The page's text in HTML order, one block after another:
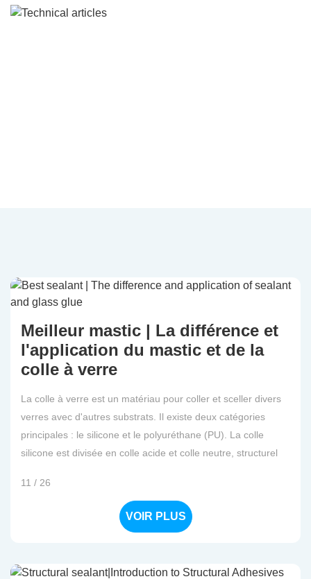
Meilleur mastic | La différence et
l'application du mastic et de la
colle à verre
La colle à verre est un matériau pour coller et sceller divers
verres avec d'autres substrats. Il existe deux catégories
principales : le silicone et le polyuréthane (PU). La colle
silicone est divisée en colle acide et colle neutre, structurel
11 / 26
VOIR PLUS